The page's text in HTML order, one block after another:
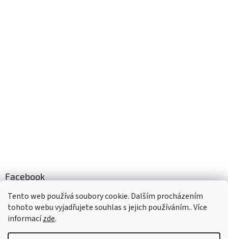
Tento web používá soubory cookie. Dalším procházením
tohoto webu vyjadřujete souhlas s jejich používáním.. Více
informacízde.
Facebook
Palubky-nabytek.cz